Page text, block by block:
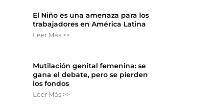
El Niño es una amenaza para los
trabajadores en América Latina
Leer Más >>
Mutilación genital femenina: se
gana el debate, pero se pierden
los fondos
Leer Más >>